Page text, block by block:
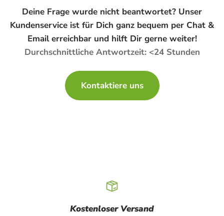
Deine Frage wurde nicht beantwortet? Unser
Kundenservice ist für Dich ganz bequem per Chat &
Email erreichbar und hilft Dir gerne weiter!
Durchschnittliche Antwortzeit: <24 Stunden
Kontaktiere uns
Kostenloser Versand